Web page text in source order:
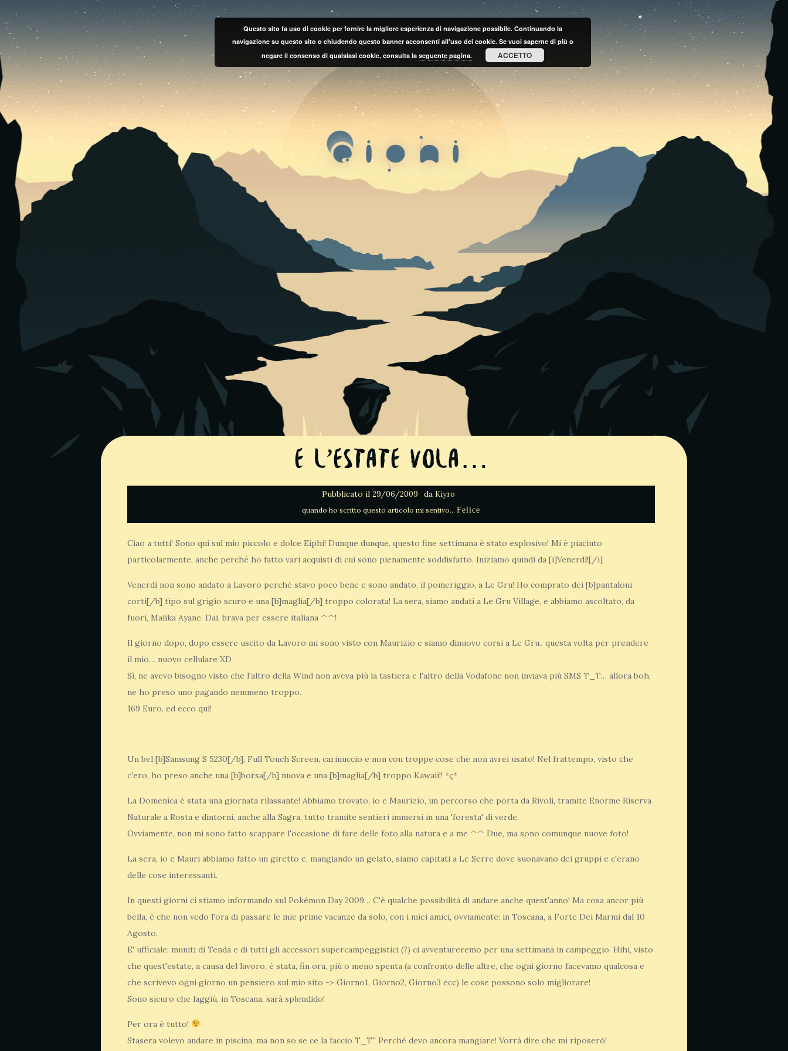
E l’estate vola…
Pubblicato il 29/06/2009 da Kiyro
Felice
Ciao a tutti! Sono quì sul mio piccolo e dolce Eiphi! Dunque dunque, questo fine settimana è stato esplosivo! Mi è piaciuto
particolarmente, anche perché ho fatto vari acquisti di cui sono pienamente soddisfatto. Iniziamo quindi da [i]Venerdì![/i]
Venerdì non sono andato a Lavoro perché stavo poco bene e sono andato, il pomeriggio, a Le Gru! Ho comprato dei [b]pantaloni
corti[/b] tipo sul grigio scuro e una [b]maglia[/b] troppo colorata! La sera, siamo andati a Le Gru Village, e abbiamo ascoltato, da
fuori, Malika Ayane. Dai, brava per essere italiana ^^!
Il giorno dopo, dopo essere uscito da Lavoro mi sono visto con Maurizio e siamo dinuovo corsi a Le Gru.. questa volta per prendere
il mio… nuovo cellulare XD
Sì, ne avevo bisogno visto che l'altro della Wind non aveva più la tastiera e l'altro della Vodafone non inviava più SMS T_T… allora boh,
ne ho preso uno pagando nemmeno troppo.
169 Euro, ed ecco quì!
Un bel [b]Samsung S 5230[/b], Full Touch Screen, carinuccio e non con troppe cose che non avrei usato! Nel frattempo, visto che
c'ero, ho preso anche una [b]borsa[/b] nuova e una [b]maglia[/b] troppo Kawaii!! *ç*
La Domenica è stata una giornata rilassante! Abbiamo trovato, io e Maurizio, un percorso che porta da Rivoli, tramite Enorme Riserva
Naturale a Rosta e dintorni, anche alla Sagra, tutto tramite sentieri immersi in una 'foresta' di verde.
Ovviamente, non mi sono fatto scappare l'occasione di fare delle foto,alla natura e a me ^^ Due, ma sono comunque nuove foto!
La sera, io e Mauri abbiamo fatto un giretto e, mangiando un gelato, siamo capitati a Le Serre dove suonavano dei gruppi e c'erano
delle cose interessanti.
In questi giorni ci stiamo informando sul Pokémon Day 2009… C'è qualche possibilità di andare anche quest'anno! Ma cosa ancor più
bella, è che non vedo l'ora di passare le mie prime vacanze da solo, con i miei amici, ovviamente: in Toscana, a Forte Dei Marmi dal 10
Agosto.
E' ufficiale: muniti di Tenda e di tutti gli accessori supercampeggistici (?) ci avventureremo per una settimana in campeggio. Hihi, visto
che quest'estate, a causa del lavoro, è stata, fin ora, più o meno spenta (a confronto delle altre, che ogni giorno facevamo qualcosa e
che scrivevo ogni giorno un pensiero sul mio sito -> Giorno1, Giorno2, Giorno3 ecc) le cose possono solo migliorare!
Sono sicuro che laggiù, in Toscana, sarà splendido!
Per ora è tutto!
Stasera volevo andare in piscina, ma non so se ce la faccio T_T'' Perché devo ancora mangiare! Vorrà dire che mi riposerò!
Questo sito fa uso di cookie per fornire la migliore esperienza di navigazione possibile. Continuando la
navigazione su questo sito o chiudendo questo banner acconsenti all'uso dei cookie. Se vuoi saperne di più o
negare il consenso di qualsiasi cookie, consulta la seguente pagina. ACCETTO